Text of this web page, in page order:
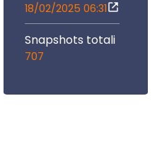
18/02/2025 06:31
Snapshots totali
707